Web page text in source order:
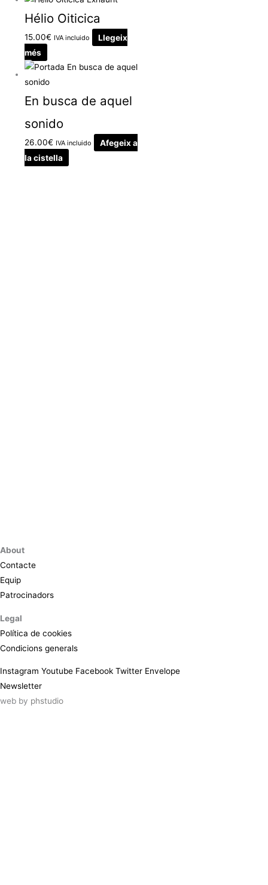
Hélio Oiticica
15.00€ IVA incluido
Llegeix
més
En busca de aquel
sonido
26.00€ IVA incluido
Afegeix a
la cistella
About
Contacte
Equip
Patrocinadors
Legal
Política de cookies
Condicions generals
Instagram Youtube Facebook Twitter Envelope
Newsletter
web by phstudio